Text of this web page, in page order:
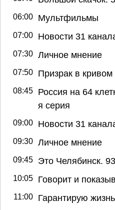
06:00 Мультфильмы
07:00 Новости 31
07:30 Личное мнение
07:50 Призрак в
08:45
Россия на 64
я серия
09:00 Новости 31
09:30 Личное мнение
09:45 Это Челябинск.
10:05 Говорит и
11:00 Гарантирую жизнь